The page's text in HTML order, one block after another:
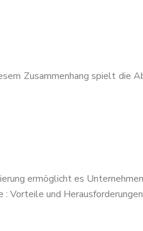
Zusammenhang spielt die
ermöglicht es
Vorteile und